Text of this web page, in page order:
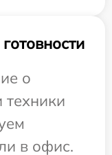
о
в офис.